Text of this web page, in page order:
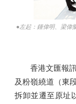
●左起：鍾偉明、梁偉
香港文匯報訊
及粉嶺繞道（東
拆卸並遷至原址